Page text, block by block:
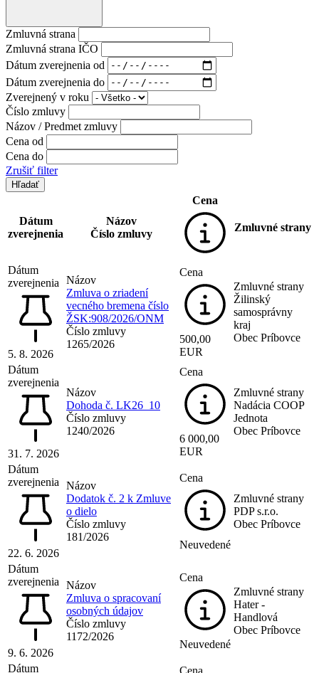
Zmluvná strana
Zmluvná strana IČO
Dátum zverejnenia od
Dátum zverejnenia do
Zverejnený v roku
Číslo zmluvy
Názov / Predmet zmluvy
Cena od
Cena do
Zrušiť filter
Dátum
zverejnenia
Názov
Číslo zmluvy
Cena
Zmluvné strany
Dátum
zverejnenia
5. 8. 2026
Názov
Zmluva o zriadení
vecného bremena číslo
ŽSK:908/2026/ONM
Číslo zmluvy
1265/2026
Cena
500,00
EUR
Zmluvné strany
Žilinský
samosprávny
kraj
Obec Príbovce
Dátum
zverejnenia
31. 7. 2026
Názov
Dohoda č. LK26_10
Číslo zmluvy
1240/2026
Cena
6 000,00
EUR
Zmluvné strany
Nadácia COOP
Jednota
Obec Príbovce
Dátum
zverejnenia
22. 6. 2026
Názov
Dodatok č. 2 k Zmluve
o dielo
Číslo zmluvy
181/2026
Cena
Neuvedené
Zmluvné strany
PDP s.r.o.
Obec Príbovce
Dátum
zverejnenia
9. 6. 2026
Názov
Zmluva o spracovaní
osobných údajov
Číslo zmluvy
1172/2026
Cena
Neuvedené
Zmluvné strany
Hater -
Handlová
Obec Príbovce
Dátum Cena